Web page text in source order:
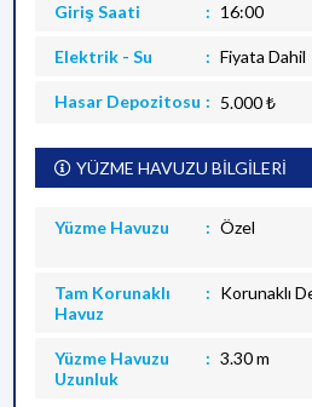
Giriş Saati 16:00
Elektrik - Su Fiyata Dahil
Hasar Depozitosu 5.000 ₺
YÜZME HAVUZU BİLGİLERİ
Yüzme Havuzu Özel
Tam Korunaklı
Havuz
Korunaklı
Yüzme Havuzu
Uzunluk
3.30 m